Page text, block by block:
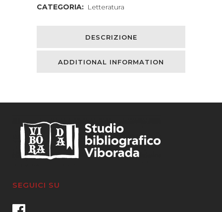
CATEGORIA: Letteratura
DESCRIZIONE
ADDITIONAL INFORMATION
SEGUICI SU